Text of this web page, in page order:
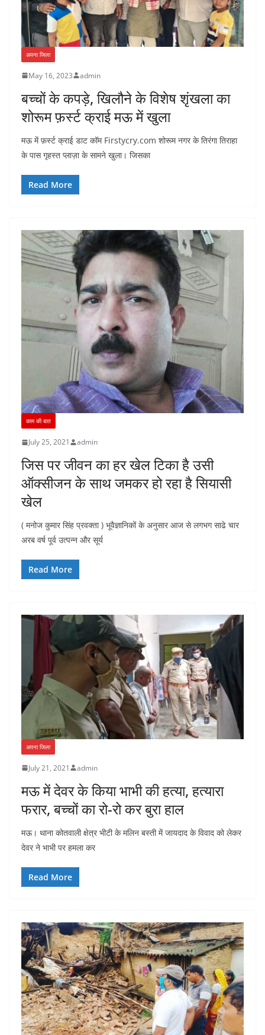
अपना जिला
May 16, 2023 admin
बच्चों के कपड़े, खिलौने के विशेष शृंखला का
शोरूम फ़र्स्ट क्राई मऊ में खुला
मऊ में फ़र्स्ट क्राई डाट कॉम Firstycry.com शोरूम नगर के तिरंगा तिराहा
के पास गृहस्त प्लाज़ा के सामने खुला। जिसका
Read More
काम की बात
July 25, 2021 admin
जिस पर जीवन का हर खेल टिका है उसी
ऑक्सीजन के साथ जमकर हो रहा है सियासी
खेल
( मनोज कुमार सिंह प्रवक्ता ) भूवैज्ञानिकों के अनुसार आज से लगभग साढे चार
अरब वर्ष पूर्व उत्पन्न और सूर्य
Read More
अपना जिला
July 21, 2021 admin
मऊ में देवर के किया भाभी की हत्या, हत्यारा
फरार, बच्चों का रो-रो कर बुरा हाल
मऊ। थाना कोतवाली क्षेत्र भीटी के मलिन बस्ती में जायदाद के विवाद को लेकर
देवर ने भाभी पर हमला कर
Read More